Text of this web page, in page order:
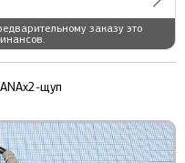
заказу это
щуп